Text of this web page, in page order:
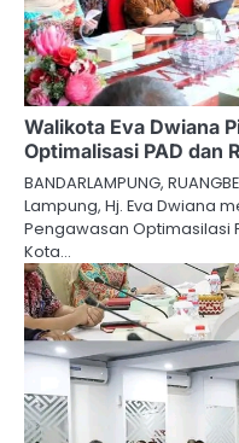
Walikota Eva Dwiana
Optimalisasi PAD dan
BANDARLAMPUNG,
Lampung, Hj. Eva Dwiana
Pengawasan Optimasilasi
Kota…